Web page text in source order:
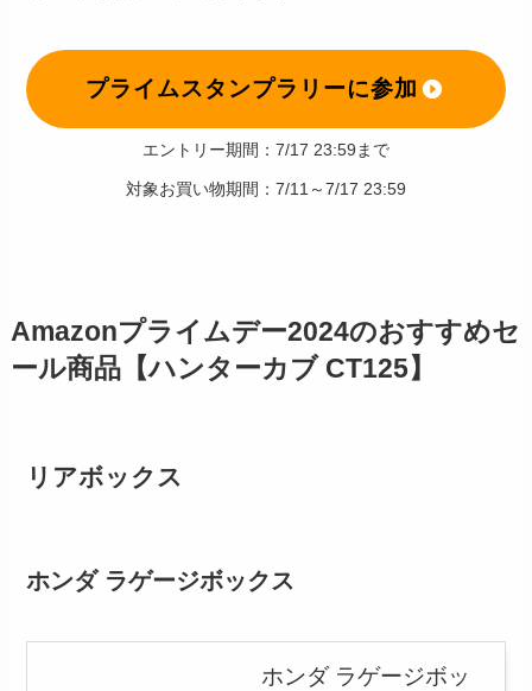
プライムスタンプラリーに参加
エントリー期間：7/17 23:59まで
対象お買い物期間：7/11～7/17 23:59
Amazonプライムデー2024のおすすめセ
ール商品【ハンターカブ CT125】
リアボックス
ホンダ ラゲージボックス
ホンダ ラゲージボッ